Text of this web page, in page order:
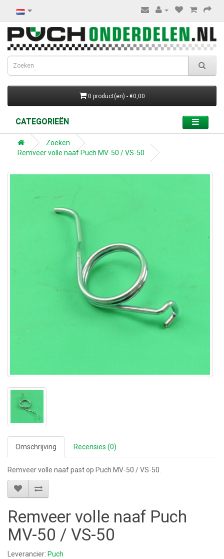
0 product(en) - €0,00
CATEGORIEËN
Zoeken
Remveer volle naaf Puch MV-50 / VS-50
Omschrijving Recensies (0)
Remveer volle naaf past op Puch MV-50 / VS-50.
Remveer volle naaf Puch
MV-50 / VS-50
Leverancier: Puch